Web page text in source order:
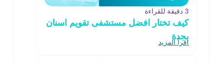
3 دقيقة للقراءة
كيف تختار افضل مستشفى تقويم اسنان
بجدة
اقرأ المزيد